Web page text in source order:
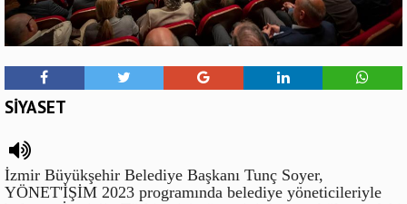
SİYASET
İzmir Büyükşehir Belediye Başkanı Tunç Soyer,
YÖNET'İŞİM 2023 programında belediye yöneticileriyle